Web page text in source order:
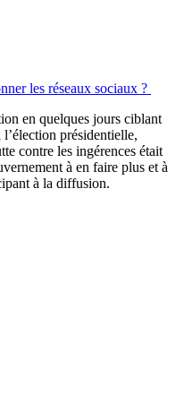
les réseaux sociaux ?
en quelques jours ciblant
l’élection présidentielle,
contre les ingérences était
à en faire plus et à
à la diffusion.